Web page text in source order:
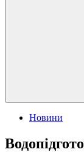
PostedНовини